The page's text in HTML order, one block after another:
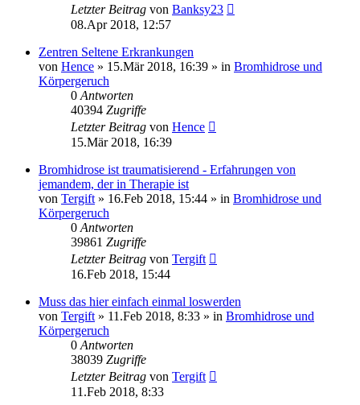
Letzter Beitrag von Banksy23
08.Apr 2018, 12:57
Zentren Seltene Erkrankungen
von Hence » 15.Mär 2018, 16:39 » in Bromhidrose und
Körpergeruch
0 Antworten
40394 Zugriffe
Letzter Beitrag von Hence
15.Mär 2018, 16:39
Bromhidrose ist traumatisierend - Erfahrungen von
jemandem, der in Therapie ist
von Tergift » 16.Feb 2018, 15:44 » in Bromhidrose und
Körpergeruch
0 Antworten
39861 Zugriffe
Letzter Beitrag von Tergift
16.Feb 2018, 15:44
Muss das hier einfach einmal loswerden
von Tergift » 11.Feb 2018, 8:33 » in Bromhidrose und
Körpergeruch
0 Antworten
38039 Zugriffe
Letzter Beitrag von Tergift
11.Feb 2018, 8:33